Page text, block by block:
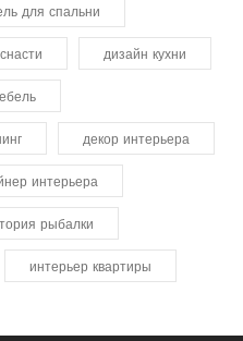
для спальни
дизайн кухни
декор интерьера
интерьера
рыбалки
интерьер квартиры